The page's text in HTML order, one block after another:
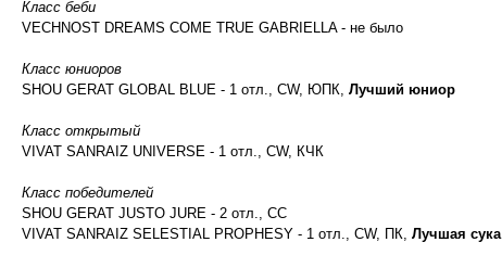
Класс беби
VECHNOST DREAMS COME TRUE GABRIELLA - не было
Класс юниоров
SHOU GERAT GLOBAL BLUE - 1 отл., CW, ЮПК, Лучший юниор
Класс открытый
VIVAT SANRAIZ UNIVERSE - 1 отл., CW, КЧК
Класс победителей
SHOU GERAT JUSTO JURE - 2 отл., СС
VIVAT SANRAIZ SELESTIAL PROPHESY - 1 отл., CW, ПК, Лучшая сука